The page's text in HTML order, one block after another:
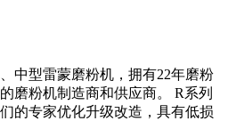
中型雷蒙磨粉机，拥有22年磨粉
磨粉机制造商和供应商。 R系列
的专家优化升级改造，具有低损